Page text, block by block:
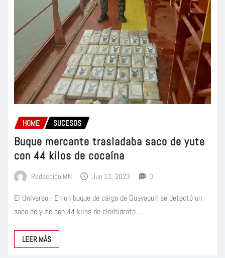
HOME SUCESOS
Buque mercante trasladaba saco de yute
con 44 kilos de cocaína
Redacción MN Jun 11, 2023 0
El Universo.- En un buque de carga de Guayaquil se detectó un
saco de yute con 44 kilos de clorhidrato…
LEER MÁS